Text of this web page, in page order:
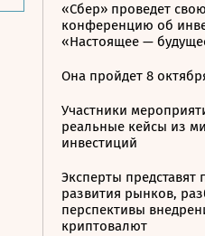
«Сбер» проведет
конференцию об
«Настоящее —
Она пройдет 8
Участники
реальные кейсы из
инвестиций
Эксперты представят
развития рынков,
перспективы
криптовалют